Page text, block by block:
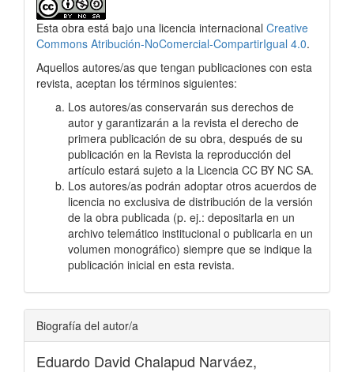
Esta obra está bajo una licencia internacional Creative
Commons Atribución-NoComercial-CompartirIgual 4.0.
Aquellos autores/as que tengan publicaciones con esta
revista, aceptan los términos siguientes:
Los autores/as conservarán sus derechos de
autor y garantizarán a la revista el derecho de
primera publicación de su obra, después de su
publicación en la Revista la reproducción del
artículo estará sujeto a la Licencia CC BY NC SA.
Los autores/as podrán adoptar otros acuerdos de
licencia no exclusiva de distribución de la versión
de la obra publicada (p. ej.: depositarla en un
archivo telemático institucional o publicarla en un
volumen monográfico) siempre que se indique la
publicación inicial en esta revista.
Biografía del autor/a
Eduardo David Chalapud Narváez,